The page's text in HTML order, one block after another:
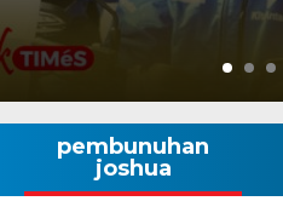
pembunuhan
joshua